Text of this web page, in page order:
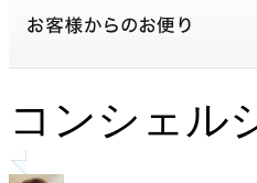
コンシェル